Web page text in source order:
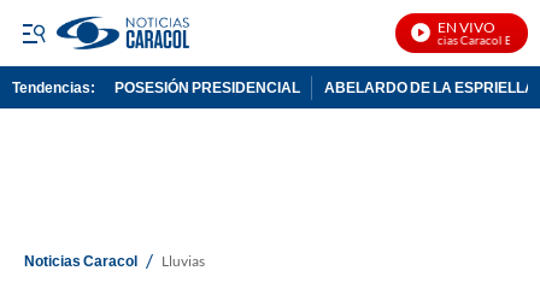
EN VIVO
Noticias Caracol En Vivo
Tendencias: POSESIÓN PRESIDENCIAL ABELARDO DE LA ESPRIELLA
Noticias Caracol / Lluvias